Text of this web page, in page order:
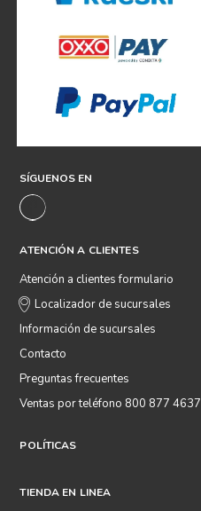
SÍGUENOS EN
ATENCIÓN A CLIENTES
Atención a clientes formulario
Localizador de sucursales
Información de sucursales
Contacto
Preguntas frecuentes
Ventas por teléfono 800 877 4637
POLÍTICAS
TIENDA EN LINEA